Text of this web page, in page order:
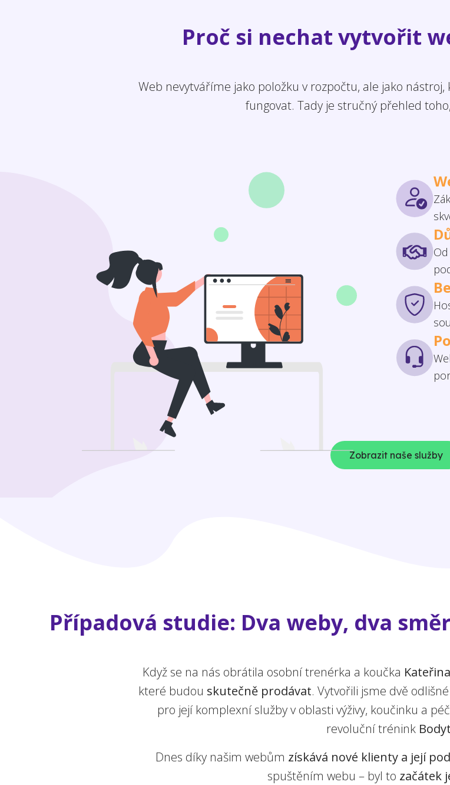
Proč si nechat vytvořit
Web nevytváříme jako položku v rozpočtu, ale jako
fungovat. Tady je stručný přehled
Zobrazit naše služby
Případová studie: Dva weby, dva
Když se na nás obrátila osobní trenérka a koučka
které budou skutečně prodávat. Vytvořili jsme dvě
pro její komplexní služby v oblasti výživy, koučinku a
revoluční trénink
Dnes díky našim webům získává nové klienty a její
spuštěním webu – byl to začátek